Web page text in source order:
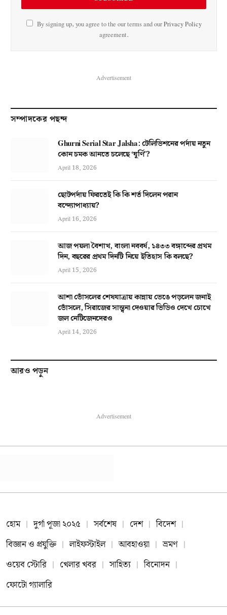
By signing up, you agree to the our terms and ourPrivacy Policy
agreement.
Advertisement
সম্পাদকের পছন্দ
Ghurni Serial Star Jalsha: টেলিভিশনের পর্দায় নতুন
কোন চমক আনতে চলেছে ‘ঘূর্ণি’?
April 18, 2026
ছোটপর্দায় ফিরতেই কি কি শর্ত দিলেন পরান
বন্দ্যোপাধ্যায়?
April 16, 2026
আজ পয়লা বৈশাখ, বাংলা নববর্ষ, ১৪৩৩ বঙ্গাব্দের প্রথম
দিন, বছরের প্রথম দিনটি নিয়ে ইতিহাস কি বলছে?
April 15, 2026
আশা ভোঁসলের শেষযাত্রায় কান্নায় ভেঙে পড়লেন জনাই
ভোঁসলে, সিরাজের সান্ত্বনা দেওয়ার ভিডিও দেখে চোখে
জল নেটিজেনদেরও
April 14, 2026
আরও পড়ুন
Advertisement
হোম দুর্গা পূজা ২০২৫ সর্বশেষ দেশ
বিদেশ
বিজ্ঞান ও প্রযুক্তি
লাইফস্টাইল আবহাওয়া
ভ্রমণ
ওয়েব স্টোরি
খেলার খবর সাহিত্য
বিনোদন
ফোটো গ্যালারি